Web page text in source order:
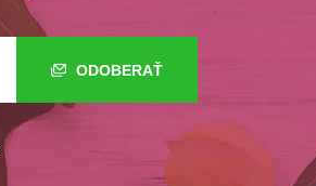
ODOBERAŤ